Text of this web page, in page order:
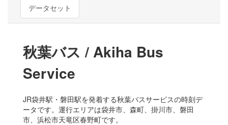
データセット
秋葉バス / Akiha Bus
Service
JR袋井駅・磐田駅を発着する秋葉バスサービスの時刻デ
ータです。運行エリアは袋井市、森町、掛川市、磐田
市、浜松市天竜区春野町です。